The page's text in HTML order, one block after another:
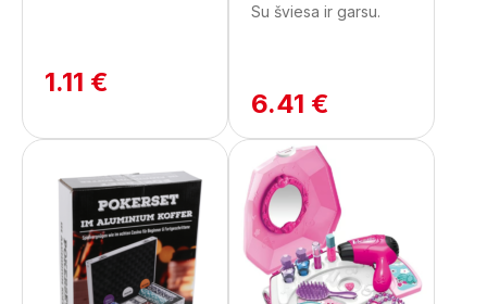
1.11 €
Su šviesa ir garsu.
6.41 €